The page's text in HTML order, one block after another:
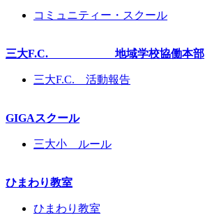
コミュニティー・スクール
三大F.C. 地域学校協働本部
三大F.C. 活動報告
GIGAスクール
三大小 ルール
ひまわり教室
ひまわり教室